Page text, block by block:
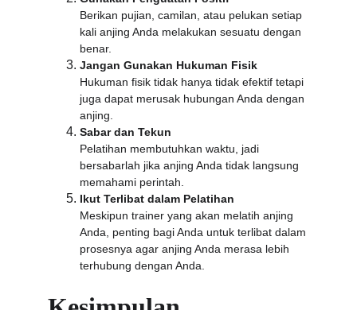
Berikan pujian, camilan, atau pelukan setiap
kali anjing Anda melakukan sesuatu dengan
benar.
Jangan Gunakan Hukuman Fisik
Hukuman fisik tidak hanya tidak efektif tetapi
juga dapat merusak hubungan Anda dengan
anjing.
Sabar dan Tekun
Pelatihan membutuhkan waktu, jadi
bersabarlah jika anjing Anda tidak langsung
memahami perintah.
Ikut Terlibat dalam Pelatihan
Meskipun trainer yang akan melatih anjing
Anda, penting bagi Anda untuk terlibat dalam
prosesnya agar anjing Anda merasa lebih
terhubung dengan Anda.